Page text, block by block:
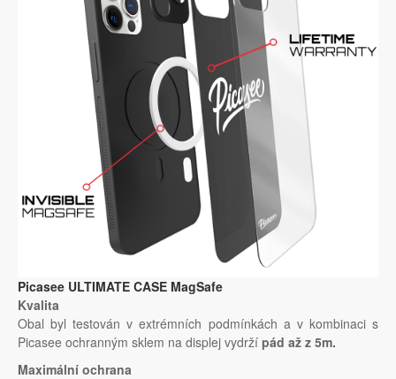
Picasee ULTIMATE CASE MagSafe
Kvalita
Obal byl testován v extrémních podmínkách a v kombinaci s
Picasee ochranným sklem na displej vydrží pád až z 5m.
Maximální ochrana